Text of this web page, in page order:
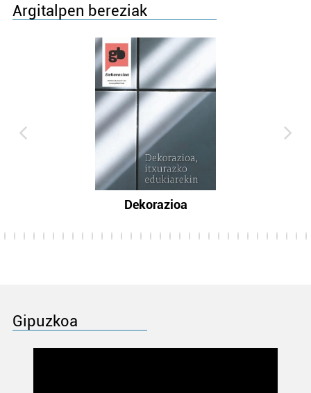
Argitalpen bereziak
Dekorazioa
Gipuzkoa